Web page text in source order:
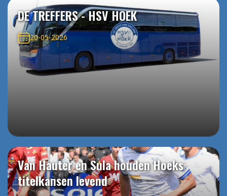
DE TREFFERS - HSV HOEK
20-05-2026
Van Hauter en Sula houden Hoeks
titelkansen levend